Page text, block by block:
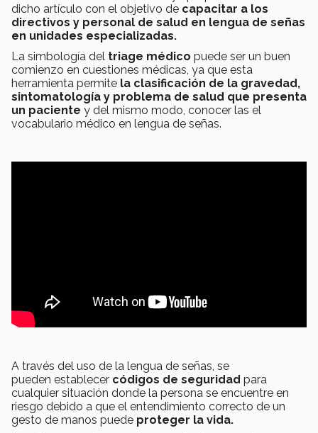
dicho artículo con el objetivo de capacitar a los
directivos y personal de salud en lengua de señas
en unidades especializadas.
La simbología del triage médico puede ser un buen
comienzo en cuestiones médicas, ya que esta
herramienta permite la clasificación de la gravedad,
sintomatología y problema de salud que presenta
un paciente y del mismo modo, conocer las el
vocabulario médico en lengua de señas.
A través del uso de la lengua de señas, se
pueden establecer códigos de seguridad para
cualquier situación donde la persona se encuentre en
riesgo debido a que el entendimiento correcto de un
gesto de manos puede proteger la vida.